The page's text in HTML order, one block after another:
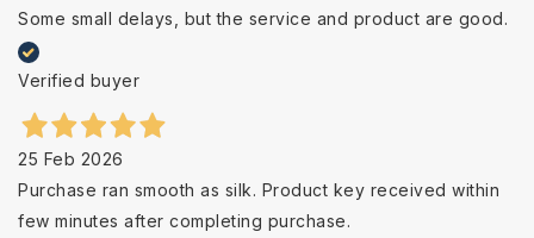
Some small delays, but the service and product are good.
Verified buyer
25 Feb 2026
Purchase ran smooth as silk. Product key received within
few minutes after completing purchase.